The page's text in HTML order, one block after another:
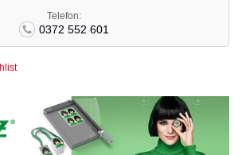
Telefon:
0372 552 601